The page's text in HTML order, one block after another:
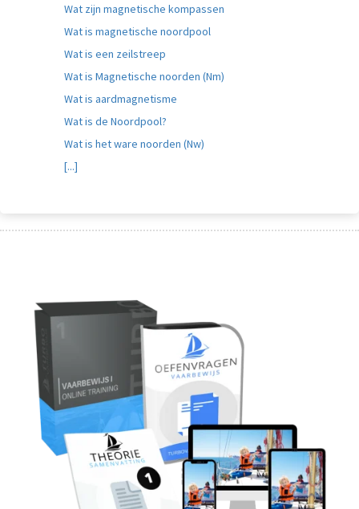
Wat zijn magnetische kompassen
Wat is magnetische noordpool
Wat is een zeilstreep
Wat is Magnetische noorden (Nm)
Wat is aardmagnetisme
Wat is de Noordpool?
Wat is het ware noorden (Nw)
[...]